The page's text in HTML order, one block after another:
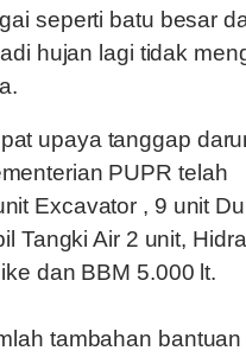
seperti batu besar
hujan lagi tidak
upaya tanggap
PUPR telah
Excavator , 9 unit
Tangki Air 2 unit,
dan BBM 5.000 lt.
tambahan